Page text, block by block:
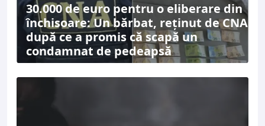
30.000 de euro pentru o eliberare din
închisoare: Un bărbat, reținut de CNA
după ce a promis că scapă un
condamnat de pedeapsă